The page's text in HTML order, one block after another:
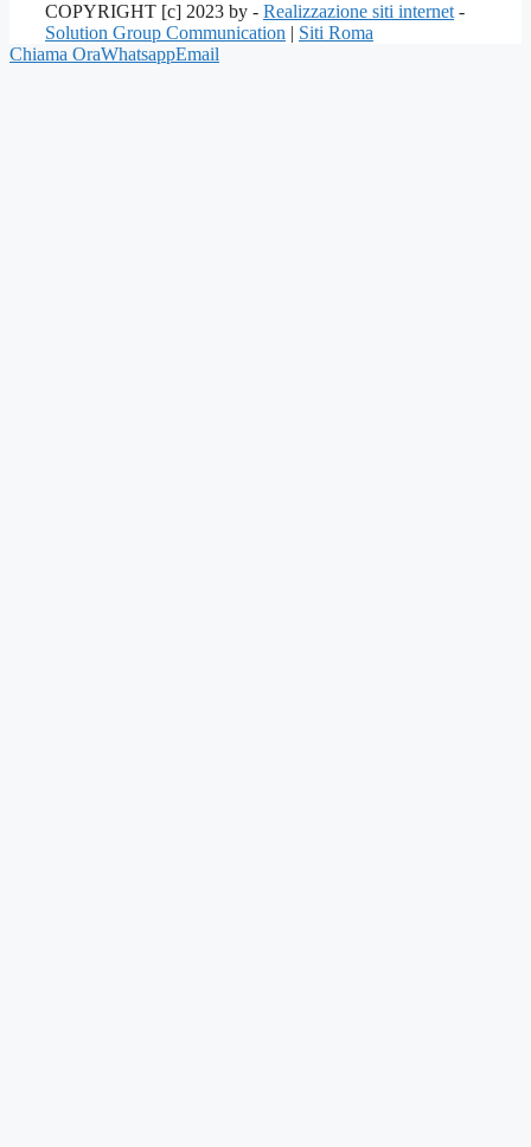
COPYRIGHT [c] 2023 by - Realizzazione siti internet -
Solution Group Communication | Siti Roma
Chiama OraWhatsappEmail